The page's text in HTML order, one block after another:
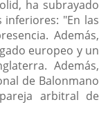
ha subrayado
"En las
Además,
europeo y un
Además,
de Balonmano
arbitral de